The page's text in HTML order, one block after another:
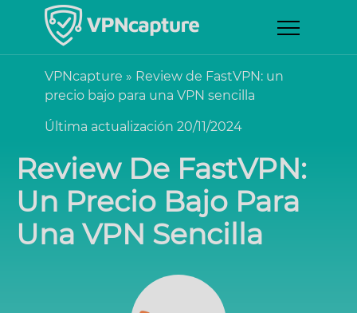
VPNcapture » Review de FastVPN: un
precio bajo para una VPN sencilla
Última actualización 20/11/2024
Review De FastVPN:
Un Precio Bajo Para
Una VPN Sencilla